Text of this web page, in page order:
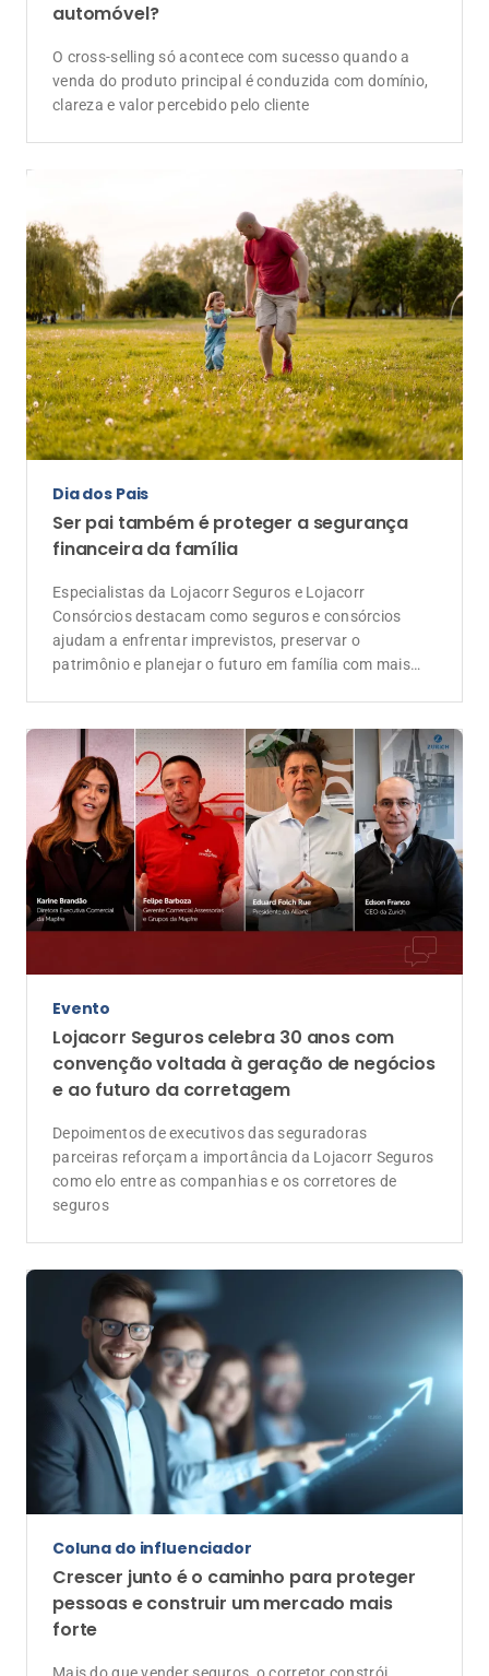
Dia dos Pais
Ser pai também é proteger a segurança
financeira da família
Especialistas da Lojacorr Seguros e Lojacorr
Consórcios destacam como seguros e consórcios
ajudam a enfrentar imprevistos, preservar o
tranquilidade
Evento
Lojacorr Seguros celebra 30 anos com
convenção voltada à geração de negócios
e ao futuro da corretagem
Depoimentos de executivos das seguradoras
parceiras reforçam a importância da Lojacorr Seguros
seguros
Coluna do influenciador
Crescer junto é o caminho para proteger
pessoas e construir um mercado mais
forte
Mais do que vender seguros, o corretor constrói
relações de confiança. E essa missão exige
capacidade de se adaptar às mudanças